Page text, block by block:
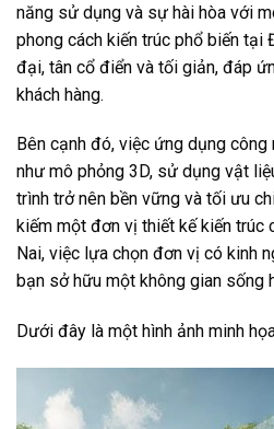
năng sử dụng và sự hài hòa với
phong cách kiến trúc phổ biến tại
đại, tân cổ điển và tối giản, đáp
khách hàng.
Bên cạnh đó, việc ứng dụng
như mô phỏng 3D, sử dụng vật
trình trở nên bền vững và tối ưu
kiếm một đơn vị thiết kế kiến trúc
Nai, việc lựa chọn đơn vị có kinh
bạn sở hữu một không gian sống
Dưới đây là một hình ảnh minh